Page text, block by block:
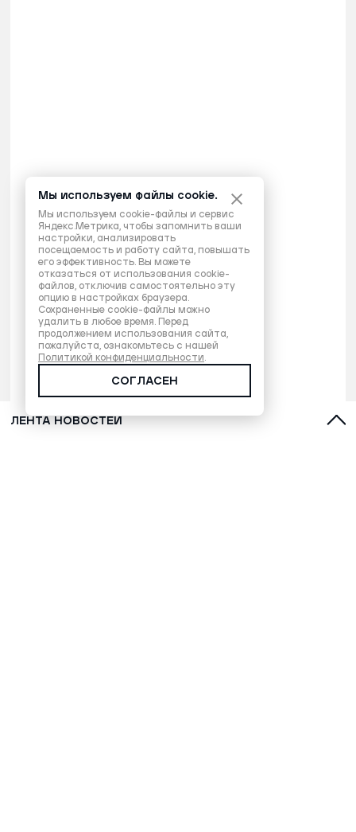
ЛЕНТА НОВОСТЕЙ
Мы используем файлы cookie.
Мы используем cookie-файлы и сервис
Яндекс.Метрика, чтобы запомнить ваши
настройки, анализировать
посещаемость и работу сайта, повышать
его эффективность. Вы можете
отказаться от использования cookie-
файлов, отключив самостоятельно эту
опцию в настройках браузера.
Сохраненные cookie-файлы можно
удалить в любое время. Перед
продолжением использования сайта,
пожалуйста, ознакомьтесь с нашей
Политикой конфиденциальности.
СОГЛАСЕН